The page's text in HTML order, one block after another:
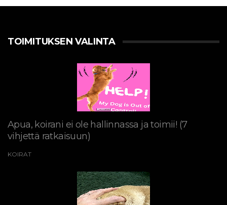
TOIMITUKSEN VALINTA
Apua, koirani ei ole hallinnassa ja toimii! (7
vihjettä ratkaisuun)
KOIRAT